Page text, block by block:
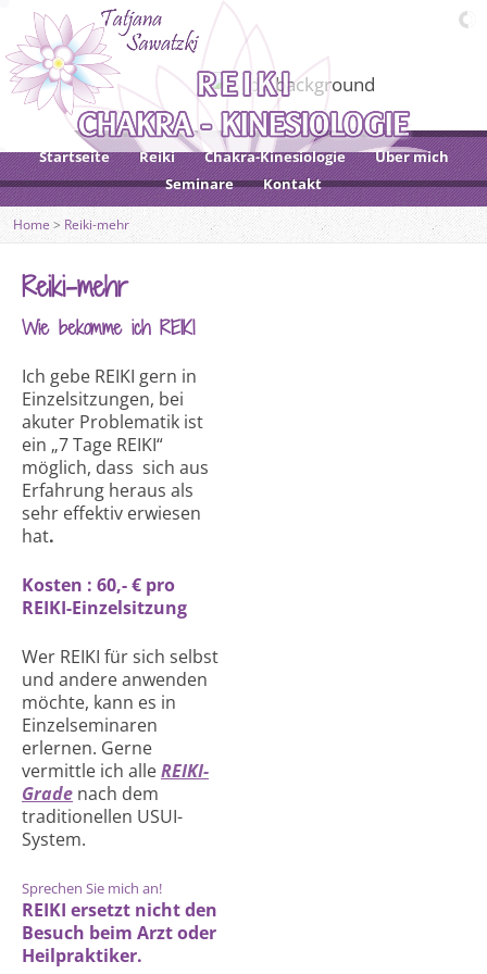
Startseite Reiki Chakra-Kinesiologie
Über mich
Seminare
Kontakt
Home > Reiki-mehr
Reiki-mehr
Wie bekomme ich REIKI
Ich gebe REIKI gern in
Einzelsitzungen, bei
akuter Problematik ist
ein „7 Tage REIKI“
möglich, dass sich aus
Erfahrung heraus als
sehr effektiv erwiesen
hat.
Kosten : 60,- € pro
REIKI-Einzelsitzung
Wer REIKI für sich selbst
und andere anwenden
möchte, kann es in
Einzelseminaren
erlernen. Gerne
vermittle ich alleREIKI-
Grade nach dem
traditionellen USUI-
System.
Sprechen Sie mich an!
REIKI ersetzt nicht den
Besuch beim Arzt oder
Heilpraktiker.